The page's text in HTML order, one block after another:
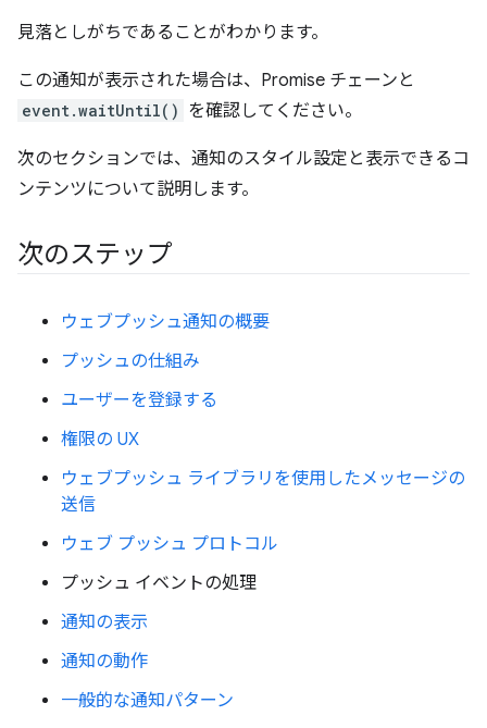
見落としがちであることがわかります。
この通知が表示された場合は、Promise チェーンと
event.waitUntil() を確認してください。
次のセクションでは、通知のスタイル設定と表示できるコ
ンテンツについて説明します。
次のステップ
ウェブプッシュ通知の概要
プッシュの仕組み
ユーザーを登録する
権限の UX
ウェブプッシュ ライブラリを使用したメッセージの
送信
ウェブ プッシュ プロトコル
プッシュ イベントの処理
通知の表示
通知の動作
一般的な通知パターン